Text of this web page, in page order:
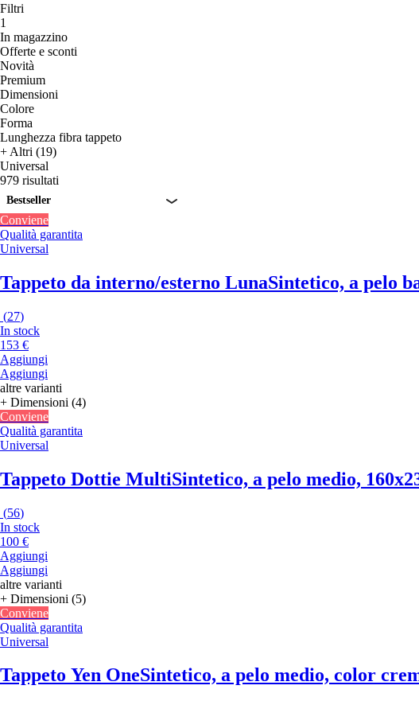
Filtri
1
In magazzino
Offerte e sconti
Novità
Premium
Dimensioni
Colore
Forma
Lunghezza fibra tappeto
+ Altri (19)
Universal
979 risultati
Bestseller
Conviene
Qualità garantita
Universal
Tappeto da interno/esterno LunaSintetico, a pelo
(27)
In stock
153 €
Aggiungi
Aggiungi
altre varianti
+ Dimensioni (4)
Conviene
Qualità garantita
Universal
Tappeto Dottie MultiSintetico, a pelo medio,
(56)
In stock
100 €
Aggiungi
Aggiungi
altre varianti
+ Dimensioni (5)
Conviene
Qualità garantita
Universal
Tappeto Yen OneSintetico, a pelo medio, color